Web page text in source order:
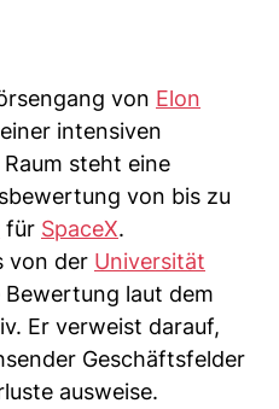
von Elon
intensiven
steht eine
von bis zu
für SpaceX.
von der Universität
laut dem
Er verweist darauf,
Geschäftsfelder
ausweise.